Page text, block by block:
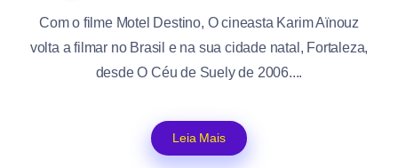
Com o filme Motel Destino, O cineasta Karim Aïnouz
volta a filmar no Brasil e na sua cidade natal, Fortaleza,
desde O Céu de Suely de 2006....
Leia Mais